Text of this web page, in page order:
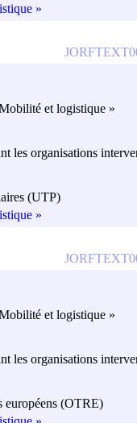
»
et logistique »
les organisations
(UTP)
»
et logistique »
les organisations
européens (OTRE)